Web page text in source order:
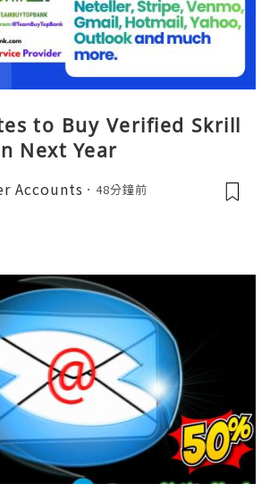
to Buy Verified Skrill
Next Year
Accounts 48分鐘前